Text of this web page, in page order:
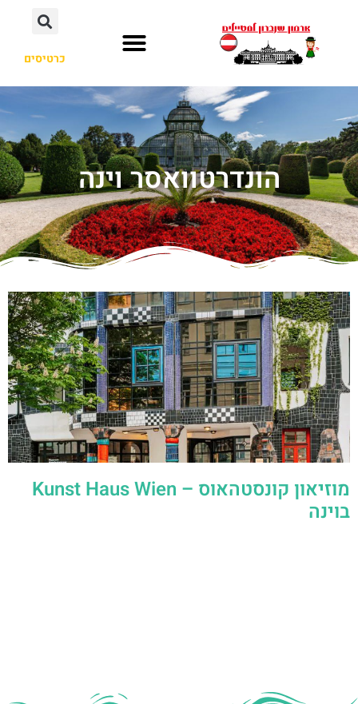
כרטיסים
הונדרטוואסר וינה
מוזיאון קונסטהאוס – Kunst Haus Wien
בוינה